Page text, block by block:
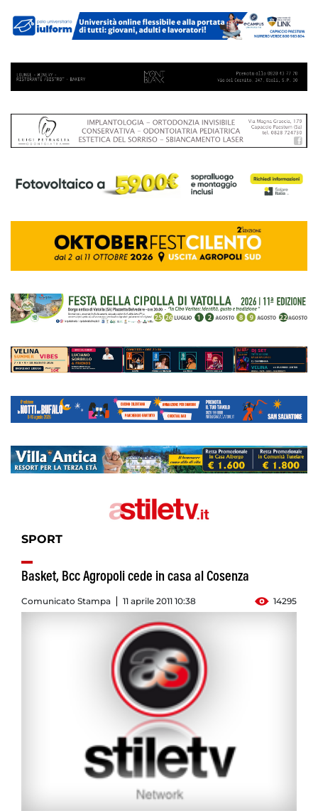
SPORT
Basket, Bcc Agropoli cede in casa al Cosenza
Comunicato Stampa 11 aprile 2011 10:38 14295